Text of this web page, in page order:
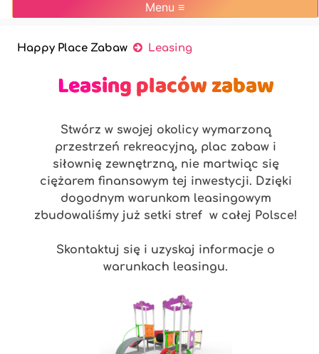
Menu ≡
Happy Place Zabaw Leasing
Leasing placów zabaw
Stwórz w swojej okolicy wymarzoną
przestrzeń rekreacyjną, plac zabaw i
siłownię zewnętrzną, nie martwiąc się
ciężarem finansowym tej inwestycji. Dzięki
dogodnym warunkom leasingowym
zbudowaliśmy już setki stref w całej Polsce!
Skontaktuj się i uzyskaj informacje o
warunkach leasingu.